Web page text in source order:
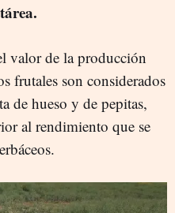
valor de la producción
frutales son considerados
de hueso y de pepitas,
al rendimiento que se